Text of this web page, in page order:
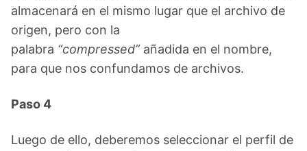
almacenará en el mismo lugar que el archivo de
origen, pero con la
palabra “compressed”añadida en el nombre,
para que nos confundamos de archivos.
Paso 4
Luego de ello, deberemos seleccionar el perfil de